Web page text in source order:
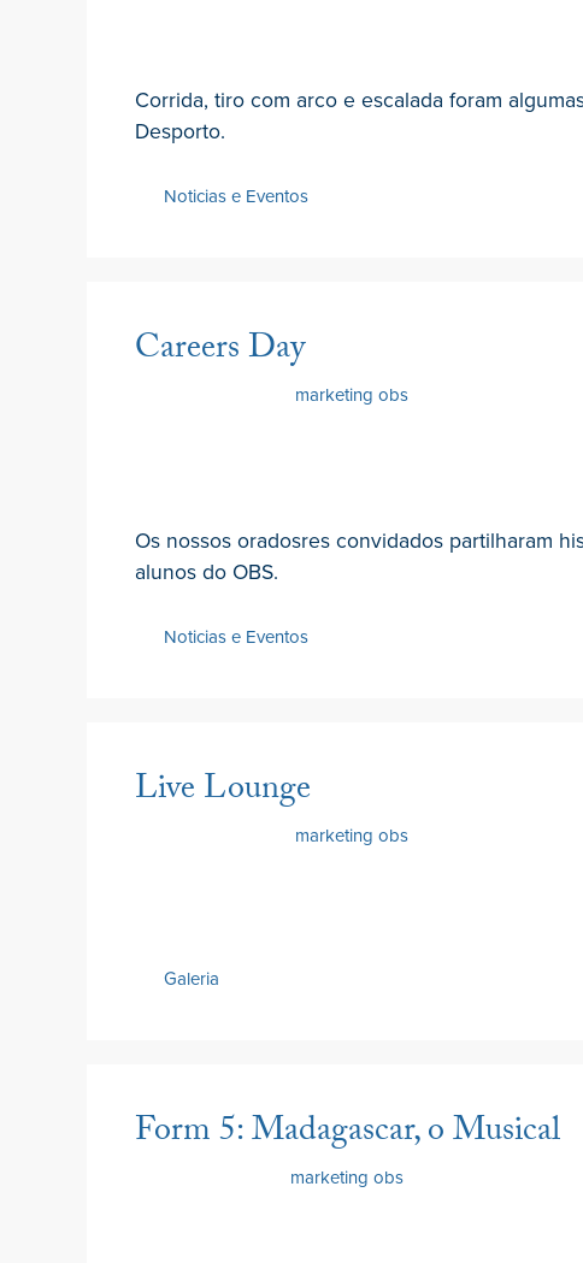
Corrida, tiro com arco e escalada foram
Desporto.
Noticias e Eventos
Careers Day
marketing obs
Os nossos oradosres convidados partilharam
alunos do OBS.
Noticias e Eventos
Live Lounge
marketing obs
Galeria
Form 5: Madagascar, o Musical
marketing obs